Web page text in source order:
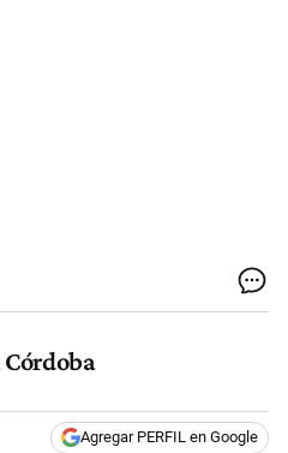
Agregar PERFIL en Google